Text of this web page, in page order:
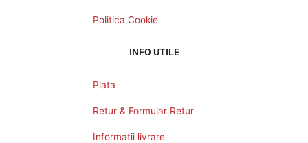
Politica Cookie
INFO UTILE
Plata
Retur & Formular Retur
Informatii livrare